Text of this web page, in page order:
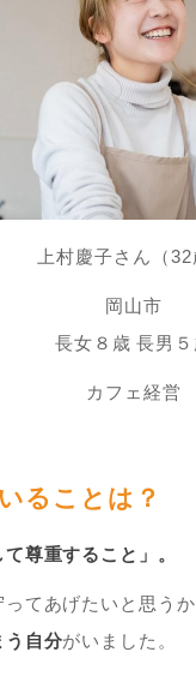
上村慶子さん（32
岡山市
長女８歳 長男５
カフェ経営
ることは？
尊重すること」。
てあげたいと思う
う自分がいました。